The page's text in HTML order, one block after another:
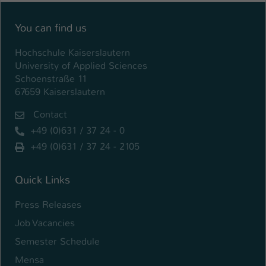
You can find us
Hochschule Kaiserslautern
University of Applied Sciences
Schoenstraße 11
67659 Kaiserslautern
Contact
+49 (0)631 / 37 24 - 0
+49 (0)631 / 37 24 - 2105
Quick Links
Press Releases
Job Vacancies
Semester Schedule
Mensa
Einstellungen. Unter anderem eine zufällig
Speicherung Ihrer vorgenommen
Betreiber dies eingestellt hat.
Name fe_typo_user / PHPSESSID
Anbieter
Laufzeit 1 Woche
Zweck